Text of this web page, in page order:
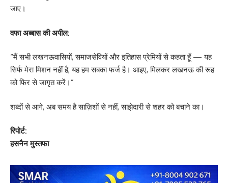
जाए।
वफा अब्बास की अपील:
“मैं सभी लखनऊवासियों, समाजसेवियों और इतिहास प्रेमियों से कहता हूँ — यह
सिर्फ मेरा मिशन नहीं है, यह हम सबका फर्ज है। आइए, मिलकर लखनऊ की रूह
को फिर से जागृत करें।”
शब्दों से आगे, अब समय है साज़िशों से नहीं, साझेदारी से शहर को बचाने का।
रिपोर्ट:
हसनैन मुस्तफा